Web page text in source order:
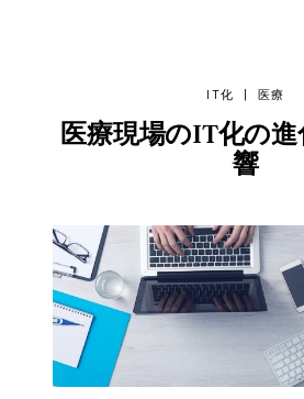
IT化 医療
医療現場のIT化の
響